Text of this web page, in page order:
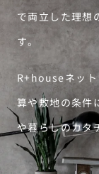
で両立した理想
す。
R+houseネット
算や敷地の条件
や暮らしのカタ
カタログ 請求